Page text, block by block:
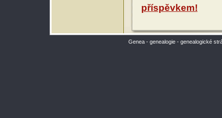
příspěvkem!
Genea - genealogie - genealogické